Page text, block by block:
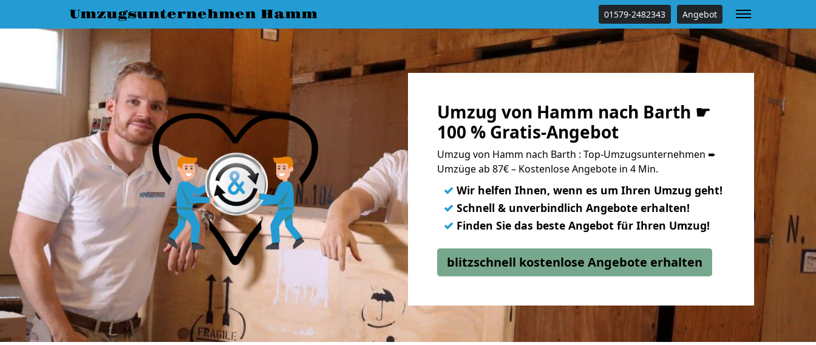
Umzugsunternehmen Hamm 01579-2482343 Angebot
Umzug von Hamm nach Barth ☛
100 % Gratis-Angebot
Umzug von Hamm nach Barth : Top-Umzugsunternehmen ➨
Umzüge ab 87€ – Kostenlose Angebote in 4 Min.
✓ Wir helfen Ihnen, wenn es um Ihren Umzug geht!
✓ Schnell & unverbindlich Angebote erhalten!
✓ Finden Sie das beste Angebot für Ihren Umzug!
blitzschnell kostenlose Angebote erhalten